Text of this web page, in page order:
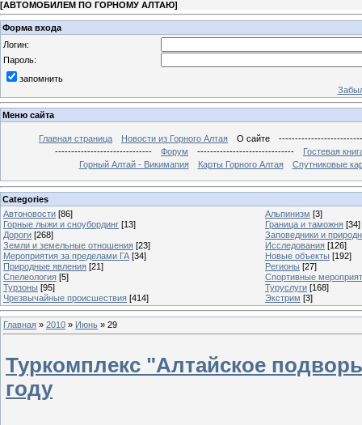
[АВТОМОБИЛЕМ ПО ГОРНОМУ АЛТАЮ]
Форма входа
Логин:
Пароль:
запомнить
Меню сайта
Главная страница Новости из Горного Алтая О сайте
------------------------------
Форум ------------------------------
Гостевая
Горный Алтай - Викимапия
Карты Горного Алтая Спутниковые
Categories
Автоновости [86] Альпинизм [3]
Горные лыжи и сноубординг [13] Граница и таможня [34]
Дороги [268]
Заповедники и
Земли и земельные отношения [23] Исследования [126]
Мероприятия за пределами ГА [34] Новые объекты [192]
Природные явления [21] Регионы [27]
Спелеология [5]
Спортивные
Турзоны [95] Туруслуги [168]
Чрезвычайные происшествия [414] Экстрим [3]
Главная » 2010 » Июнь » 29
Туркомплекс "Алтайское
году